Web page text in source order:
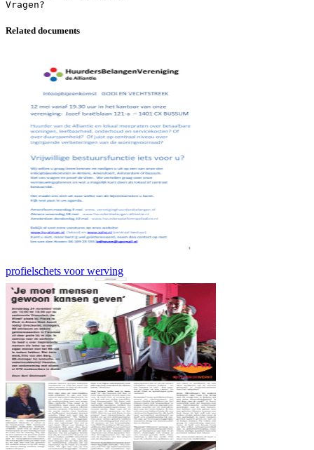
Related documents
profielschets voor werving